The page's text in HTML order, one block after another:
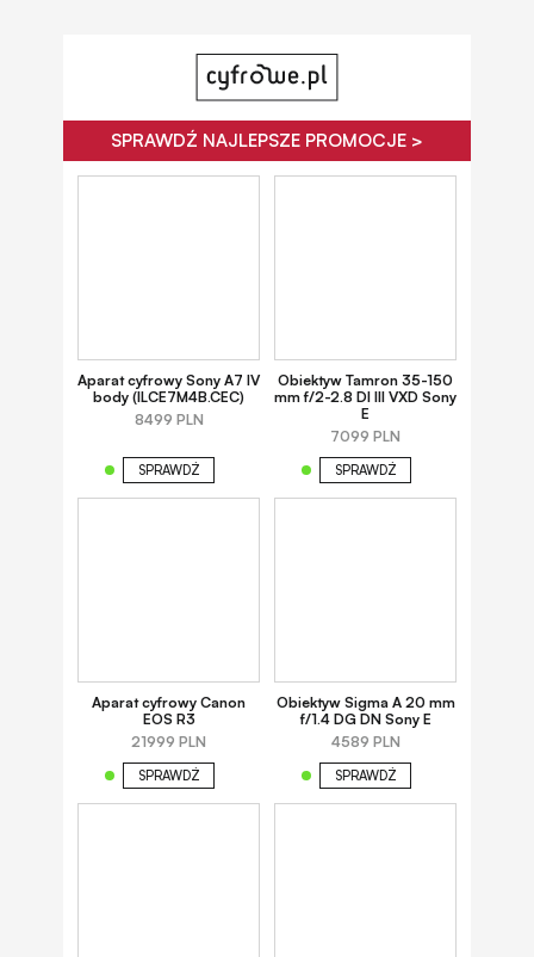
SPRAWDŹ NAJLEPSZE PROMOCJE >
Aparat cyfrowy Sony A7 IV
body (ILCE7M4B.CEC)
8499 PLN
SPRAWDŹ
Obiektyw Tamron 35-150
mm f/2-2.8 DI III VXD Sony
E
7099 PLN
SPRAWDŹ
Aparat cyfrowy Canon
EOS R3
21999 PLN
SPRAWDŹ
Obiektyw Sigma A 20 mm
f/1.4 DG DN Sony E
4589 PLN
SPRAWDŹ